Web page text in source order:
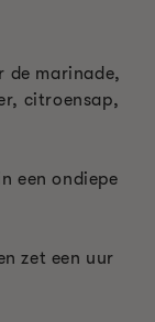
de marinade,
citroensap,
een ondiepe
zet een uur